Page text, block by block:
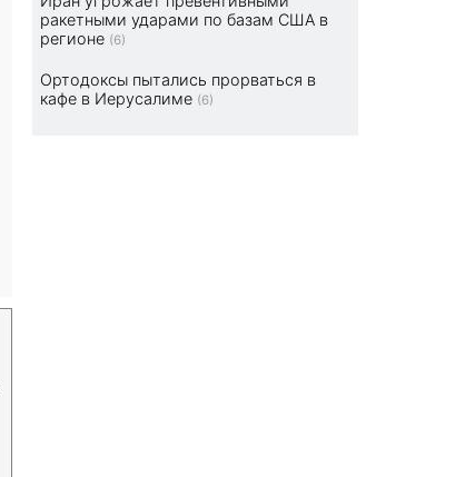
ракетными ударами по базам США в
регионе (6)
Ортодоксы пытались прорваться в
кафе в Иерусалиме (6)